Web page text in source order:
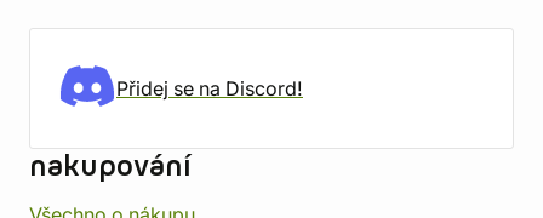
Přidej se na Discord!
nakupování